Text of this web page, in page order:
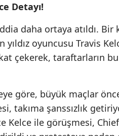
Detayı!
daha ortaya atıldı. Bir
yıldız oyuncusu Travis
çekerek, taraftarların
göre, büyük maçlar
takıma şanssızlık
Kelce ile görüşmesi,